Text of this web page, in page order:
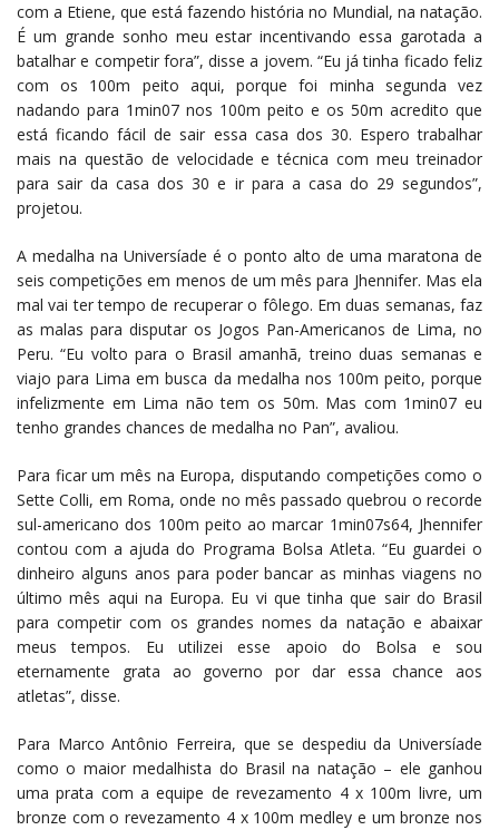
com a Etiene, que está fazendo história no Mundial, na natação.
É um grande sonho meu estar incentivando essa garotada a
batalhar e competir fora”, disse a jovem. “Eu já tinha ficado feliz
com os 100m peito aqui, porque foi minha segunda vez
nadando para 1min07 nos 100m peito e os 50m acredito que
está ficando fácil de sair essa casa dos 30. Espero trabalhar
mais na questão de velocidade e técnica com meu treinador
para sair da casa dos 30 e ir para a casa do 29 segundos”,
projetou.
A medalha na Universíade é o ponto alto de uma maratona de
seis competições em menos de um mês para Jhennifer. Mas ela
mal vai ter tempo de recuperar o fôlego. Em duas semanas, faz
as malas para disputar os Jogos Pan-Americanos de Lima, no
Peru. “Eu volto para o Brasil amanhã, treino duas semanas e
viajo para Lima em busca da medalha nos 100m peito, porque
infelizmente em Lima não tem os 50m. Mas com 1min07 eu
tenho grandes chances de medalha no Pan”, avaliou.
Para ficar um mês na Europa, disputando competições como o
Sette Colli, em Roma, onde no mês passado quebrou o recorde
sul-americano dos 100m peito ao marcar 1min07s64, Jhennifer
contou com a ajuda do Programa Bolsa Atleta. “Eu guardei o
dinheiro alguns anos para poder bancar as minhas viagens no
último mês aqui na Europa. Eu vi que tinha que sair do Brasil
para competir com os grandes nomes da natação e abaixar
meus tempos. Eu utilizei esse apoio do Bolsa e sou
eternamente grata ao governo por dar essa chance aos
atletas”, disse.
Para Marco Antônio Ferreira, que se despediu da Universíade
como o maior medalhista do Brasil na natação – ele ganhou
uma prata com a equipe de revezamento 4 x 100m livre, um
bronze com o revezamento 4 x 100m medley e um bronze nos